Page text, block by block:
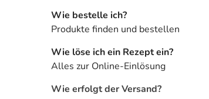
Wie bestelle ich?
Produkte finden und bestellen
Wie löse ich ein Rezept ein?
Alles zur Online-Einlösung
Wie erfolgt der Versand?